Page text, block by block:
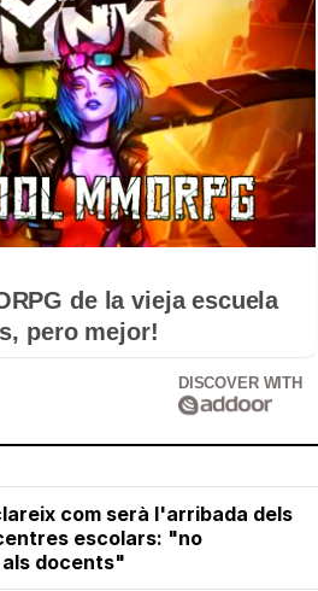
de la vieja escuela
pero mejor!
DISCOVER WITH
com serà l'arribada dels
escolars: "no
docents"